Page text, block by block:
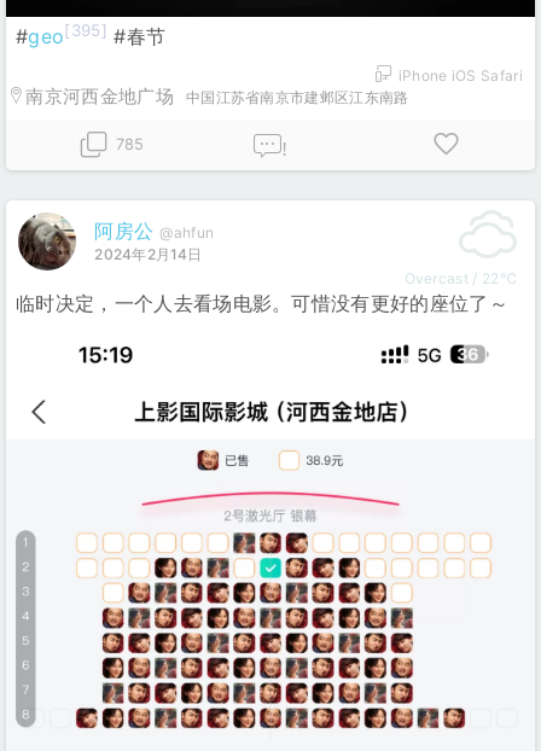
#geo[395] #春节
iPhone iOS Safari
南京河西金地广场 中国江苏省南京市建邺区江东南路
785 !
阿房公 @ahfun
2024年2月14日
Overcast / 22℃
临时决定，一个人去看场电影。可惜没有更好的座位了～